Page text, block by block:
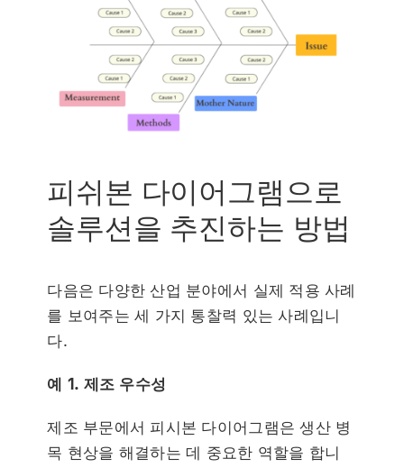
피쉬본 다이어그램으로
솔루션을 추진하는 방법
다음은 다양한 산업 분야에서 실제 적용 사례
를 보여주는 세 가지 통찰력 있는 사례입니
다.
예 1. 제조 우수성
제조 부문에서 피시본 다이어그램은 생산 병
목 현상을 해결하는 데 중요한 역할을 합니